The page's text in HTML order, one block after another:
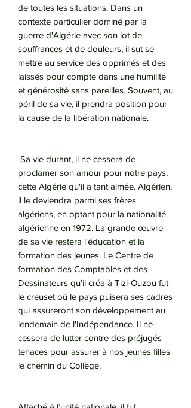
de toutes les situations. Dans un
contexte particulier dominé par la
guerre d'Algérie avec son lot de
souffrances et de douleurs, il sut se
mettre au service des opprimés et des
laissés pour compte dans une humilité
et générosité sans pareilles. Souvent, au
péril de sa vie, il prendra position pour
la cause de la libération nationale.
Sa vie durant, il ne cessera de
proclamer son amour pour notre pays,
cette Algérie qu'il a tant aimée. Algérien,
il le deviendra parmi ses frères
algériens, en optant pour la nationalité
algérienne en 1972. La grande œuvre
de sa vie restera l'éducation et la
formation des jeunes. Le Centre de
formation des Comptables et des
Dessinateurs qu’il créa à Tizi-Ouzou fut
le creuset où le pays puisera ses cadres
qui assureront son développement au
lendemain de l'Indépendance. Il ne
cessera de lutter contre des préjugés
tenaces pour assurer à nos jeunes filles
le chemin du Collège.